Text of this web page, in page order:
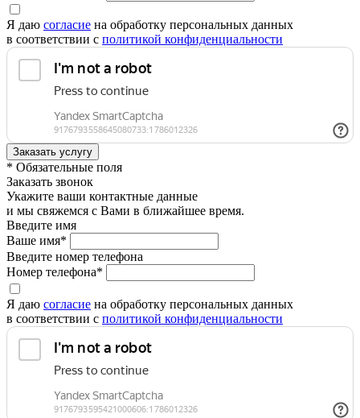
Я даю согласие на обработку персональных данных
в соответствии с политикой конфиденциальности
* Обязательные поля
Заказать звонок
Укажите ваши контактные данные
и мы свяжемся с Вами в ближайшее время.
Введите имя
Ваше имя*
Введите номер телефона
Номер телефона*
Я даю согласие на обработку персональных данных
в соответствии с политикой конфиденциальности